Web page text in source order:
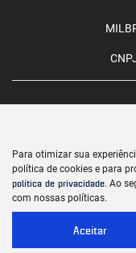
No trânsito,
vidas.
Para otimizar sua
política de cookies e para
política de privacidade. Ao
com nossas políticas.
Aceitar